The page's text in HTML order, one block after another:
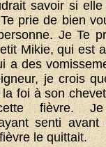
savoir si elle
prie de bien
Je Te
Mikie, qui est
a des
je crois
foi à son
fièvre.
senti
le quittait.